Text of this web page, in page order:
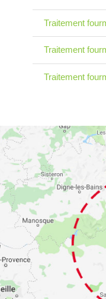
Traitement
Traitement
Traitement